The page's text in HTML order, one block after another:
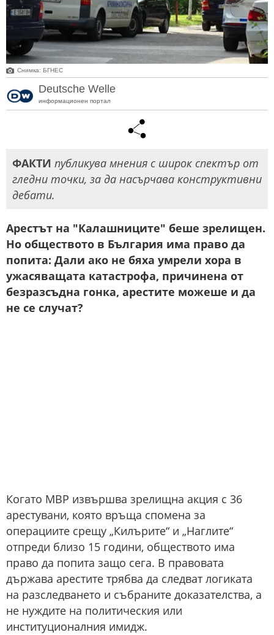
Снимка: БГНЕС
Deutsche Welle
информационен портал
ФАКТИ публикува мнения с широк спектър от
гледни точки, за да насърчава конструктивни
дебати.
Арестът на "Калашниците" беше зрелищен.
Но обществото в България има право да
попита: Дали ако не бяха умрели хора в
ужасяващата катастрофа, причинена от
безразсъдна гонка, арестите можеше и да
не се случат?
Когато МВР извършва зрелищна акция с 36
арестувани, която връща спомена за
операциите срещу „Килърите“ и „Наглите“
отпреди близо 15 години, обществото има
право да попита защо сега. В правовата
държава арестите трябва да следват логиката
на разследването и събраните доказателства, а
не нуждите на политическия или
институционалния имидж.